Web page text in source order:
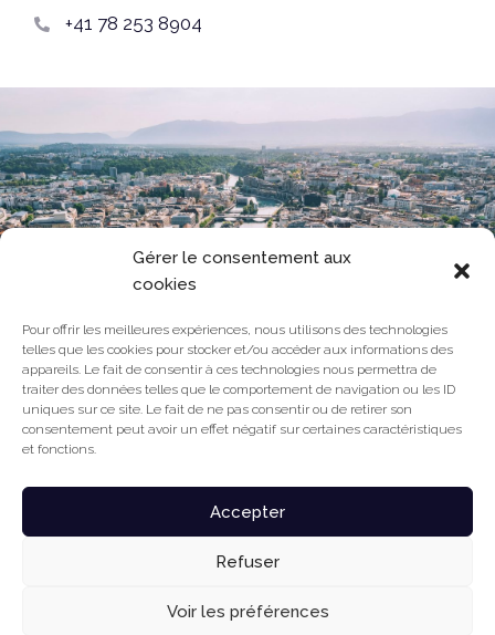
Gérer le consentement aux
cookies
Pour offrir les meilleures expériences, nous utilisons des technologies
telles que les cookies pour stocker et/ou accéder aux informations des
appareils. Le fait de consentir à ces technologies nous permettra de
traiter des données telles que le comportement de navigation ou les ID
uniques sur ce site. Le fait de ne pas consentir ou de retirer son
consentement peut avoir un effet négatif sur certaines caractéristiques
et fonctions.
Accepter
Refuser
Voir les préférences
BENTOLILA LAW
+41 78 253 8904
© 2026 Todos los derechos reservados